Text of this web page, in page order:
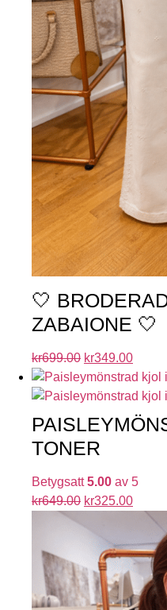
🤍
ZABAIONE 🤍
kr699.00 kr349.00
TONER
Betygsatt5.00 av 5
kr649.00 kr325.00